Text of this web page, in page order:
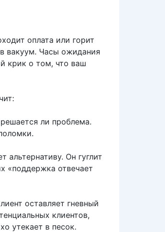
оплата или горит
вакуум. Часы ожидания
крик о том, что ваш
ли проблема.
Он гуглит
«поддержка отвечает
оставляет гневный
клиентов,
утекает в песок.